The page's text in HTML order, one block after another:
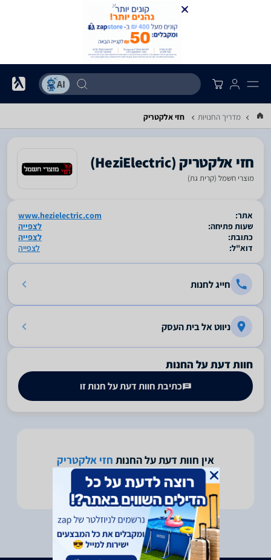
מדריך החנויות חזי אלקטריק
מוצרי חשמל (קרית גת)
אתר:
www.hezielectric.com
שעות פתיחה:
לצפייה
כתובת:
לצפייה
דוא"ל:
לצפייה
חייג לחנות
ניווט אל בית העסק
חוות דעת על החנות
כתיבת חוות דעת על חנות זו
אין חוות דעת על החנות חזי אלקטריק
היה הראשון לכתוב חוות דעת על חנות זו -